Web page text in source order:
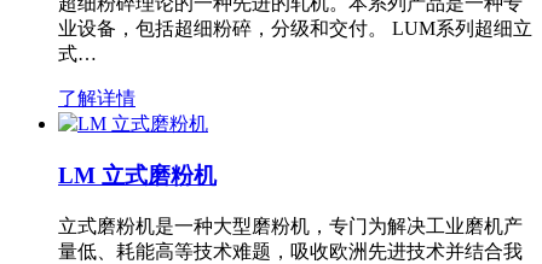
业设备，包括超细粉碎，分级和交付。 LUM系列超细立
式…
了解详情
LM 立式磨粉机
立式磨粉机是一种大型磨粉机，专门为解决工业磨机产
量低、耗能高等技术难题，吸收欧洲先进技术并结合我